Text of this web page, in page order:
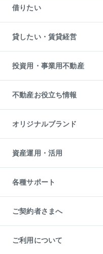
中古一戸建ての購入
不動産購入の流れ
注目キーワード物件特集
購入ガイド
English 繁体中文簡体中文
一戸建ての売却・査定
土地の売却・査定
スピードAI査定
不動産査定について
不動産売却の流れ
不動産買換えの流れ
売却ガイド
借りたい
オフィス・店舗の賃貸
借りるときの流れ
借りるガイド
貸したい・賃貸経営
マンション賃料データ
賃貸管理プラン
リロケーションについて
貸すガイド
投資用・事業用不動産
事業用不動産
マンション投資
投資用マンション
アパート経営
収益物件
ビル購入（ビル一棟）
投資用不動産の売却査定
事業用不動産の売却査定
不動産お役立ち情報
マンションライブラリー
人気マンションランキング
暮らしに役立つ不動産メディア
不動産相場・不動産価格情報
不動産コラム・ニュース
不動産用語集
不動産なんでもネット相談室
住まいの税金
オリジナルブランド
一棟リノベーションマンション
L`GENTE（ルジェンテ）
区分リノベーションマンション
投資用一棟レジデンスWELL
不動産小口投資
LEGACIA（レガシア）
資産運用・活用
不動産M&A
アセットマネジメント・出資
各種サポート
相続サポート
リフォームサポート
ご契約者さまへ
ご紹介・再契約特典
入居者様専用-各種ご案内（賃貸）
ご利用について